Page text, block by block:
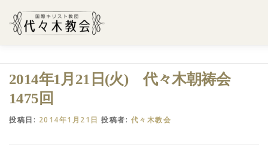
2014年1月21日(火) 代々木朝祷会
1475回
投稿日: 2014年1月21日 投稿者: 代々木教会